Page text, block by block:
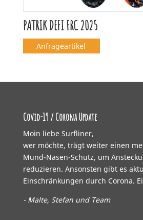
PATRIK DEFI FRC 2025
Anfrageartikel
Covid-19 / Corona Update
Moin liebe Surfliner,
wer möchte, trägt weiter einen
Mund-Nasen-Schutz, um
reduzieren. Ansonsten gibt es
Einschränkungen durch Corona.
- Malte, Stefan und Team